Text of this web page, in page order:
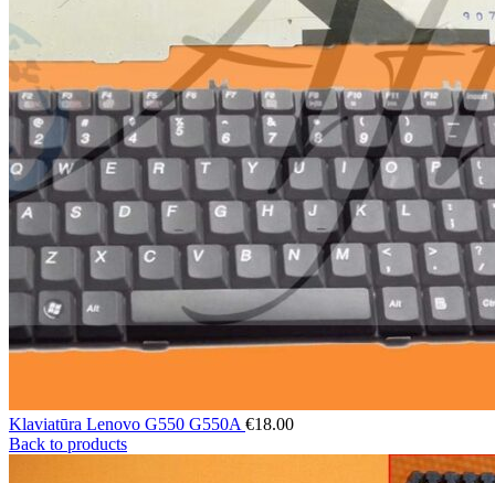
Klaviatūra Lenovo G550 G550A €18.00
Back to products